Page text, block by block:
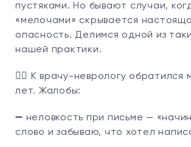
пустяками. Но бывают случаи,
«мелочами» скрывается
опасность. Делимся одной из
нашей практики.
👨‍⚕️‍ К врачу-неврологу обратился
лет. Жалобы:
➖ неловкость при письме —
слово и забываю, что хотел